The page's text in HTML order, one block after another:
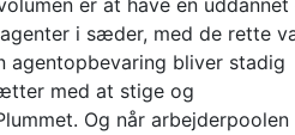
er at have en uddannet
i sæder, med de rette
bliver stadig
med at stige og
Og når